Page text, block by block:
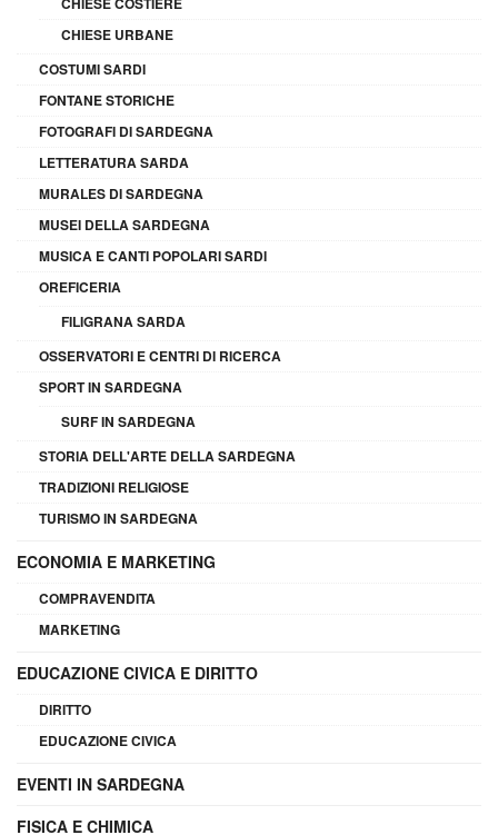
CHIESE URBANE
COSTUMI SARDI
FONTANE STORICHE
FOTOGRAFI DI SARDEGNA
LETTERATURA SARDA
MURALES DI SARDEGNA
MUSEI DELLA SARDEGNA
MUSICA E CANTI POPOLARI SARDI
OREFICERIA
FILIGRANA SARDA
OSSERVATORI E CENTRI DI RICERCA
SPORT IN SARDEGNA
SURF IN SARDEGNA
STORIA DELL'ARTE DELLA SARDEGNA
TRADIZIONI RELIGIOSE
TURISMO IN SARDEGNA
ECONOMIA E MARKETING
COMPRAVENDITA
MARKETING
EDUCAZIONE CIVICA E DIRITTO
DIRITTO
EDUCAZIONE CIVICA
EVENTI IN SARDEGNA
FISICA E CHIMICA